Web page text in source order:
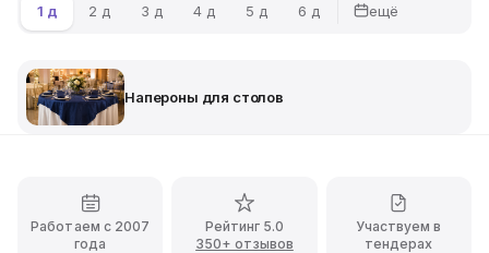
1 д
2 д 3 д 4 д 5 д 6 д ещё
Напероны для столов
Работаем с 2007
года
Рейтинг 5.0
350+ отзывов
Участвуем в
тендерах